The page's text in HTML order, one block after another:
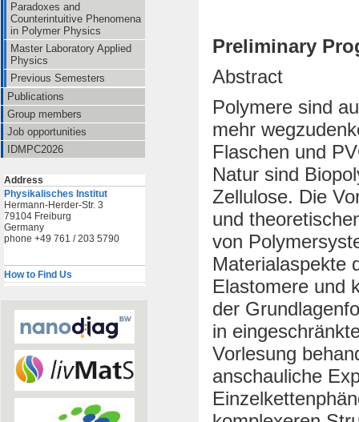
Paradoxes and
Counterintuitive Phenomena
in Polymer Physics
Master Laboratory Applied
Physics
Previous Semesters
Publications
Group members
Job opportunities
IDMPC2026
Address
Physikalisches Institut
Hermann-Herder-Str. 3
79104 Freiburg
Germany
phone +49 761 / 203 5790
How to Find Us
Preliminary
Abstract
Polymere sind
mehr
Flaschen und
Natur sind
Zellulose. Die
und
von
Materialaspekte
Elastomere und
der
in
Vorlesung
anschauliche